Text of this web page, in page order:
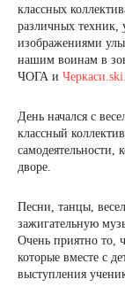
классных
различных техник,
изображениями
нашим воинам в
ЧОГА и Черкаси.ski.
День начался с
классный
самодеятельности,
дворе.
Песни, танцы,
зажигательную
Очень приятно то,
которые вместе с
выступления